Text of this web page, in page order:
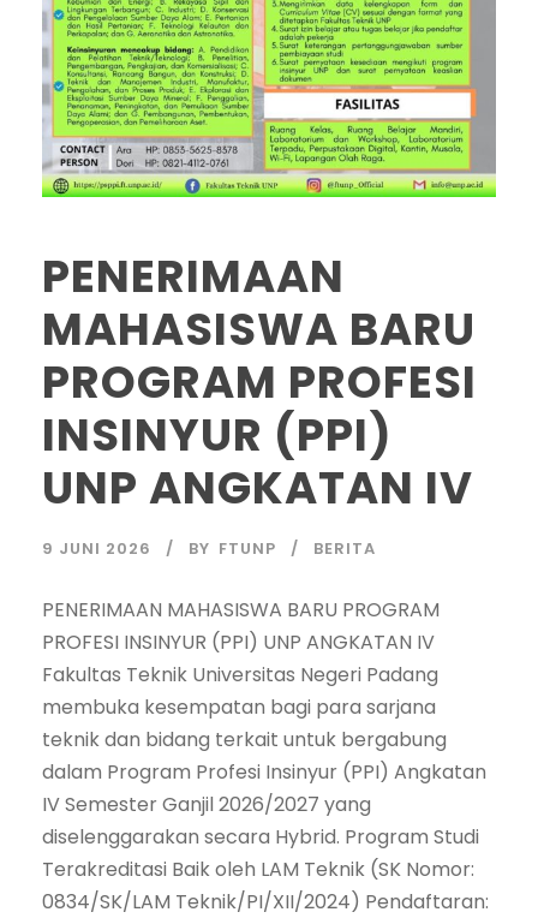
PENERIMAAN
MAHASISWA BARU
PROGRAM PROFESI
INSINYUR (PPI)
UNP ANGKATAN IV
9 JUNI 2026 BY FTUNP BERITA
PENERIMAAN MAHASISWA BARU PROGRAM
PROFESI INSINYUR (PPI) UNP ANGKATAN IV
Fakultas Teknik Universitas Negeri Padang
membuka kesempatan bagi para sarjana
teknik dan bidang terkait untuk bergabung
dalam Program Profesi Insinyur (PPI) Angkatan
IV Semester Ganjil 2026/2027 yang
diselenggarakan secara Hybrid. Program Studi
Terakreditasi Baik oleh LAM Teknik (SK Nomor:
0834/SK/LAM Teknik/PI/XII/2024) Pendaftaran: